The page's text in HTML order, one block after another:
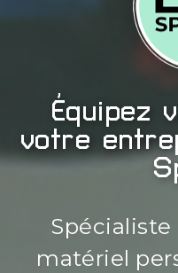
Équipez
votre
matériel